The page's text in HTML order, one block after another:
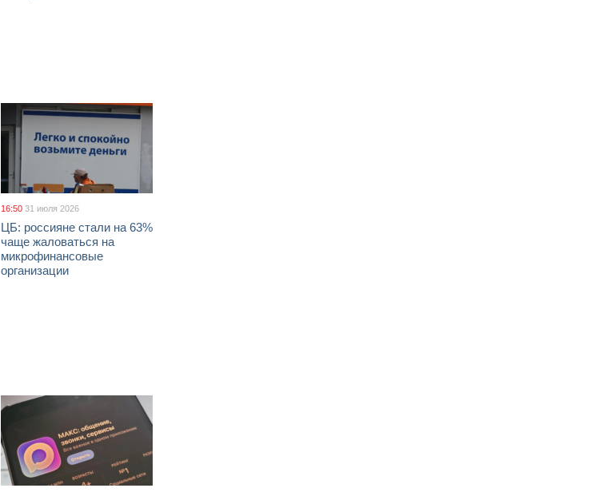
16:50 31 июля 2026
ЦБ: россияне стали на 63%
чаще жаловаться на
микрофинансовые
организации